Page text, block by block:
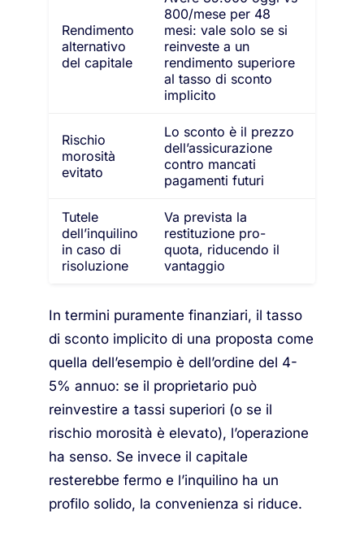
Rendimento
alternativo
del capitale
800/mese per 48
mesi: vale solo se si
reinveste a un
rendimento superiore
al tasso di sconto
implicito
Rischio
morosità
evitato
Lo sconto è il prezzo
dell’assicurazione
contro mancati
pagamenti futuri
Tutele
dell’inquilino
in caso di
risoluzione
Va prevista la
restituzione pro-
quota, riducendo il
vantaggio
In termini puramente finanziari, il tasso
di sconto implicito di una proposta come
quella dell’esempio è dell’ordine del 4-
5% annuo: se il proprietario può
reinvestire a tassi superiori (o se il
rischio morosità è elevato), l’operazione
ha senso. Se invece il capitale
resterebbe fermo e l’inquilino ha un
profilo solido, la convenienza si riduce.